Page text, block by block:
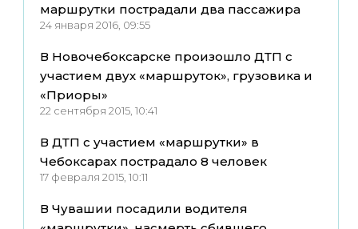
маршрутки пострадали два пассажира
24 января 2016, 09:55
В Новочебоксарске произошло ДТП с
участием двух «маршруток», грузовика и
«Приоры»
22 сентября 2015, 10:41
В ДТП с участием «маршрутки» в
Чебоксарах пострадало 8 человек
17 февраля 2015, 10:11
В Чувашии посадили водителя